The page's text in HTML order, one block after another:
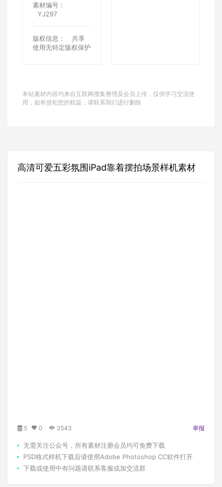
素材编号：
YJ297
版权信息：
共享
使用无特定版权保护
本站素材内容均来自互联网搜集整理及会员上传，仅供学习交流使
用，如有侵犯您的权益，请联系我们进行删除
高清可爱五彩氛围iPad靠着摆拍场景样机素材
5 0 3543 举报
无需关注公众号，所有素材注册会员均可免费下载
PSD格式样机下载后请使用Adobe Photoshop CC软件打开
下载或使用中有问题请联系客服或加交流群